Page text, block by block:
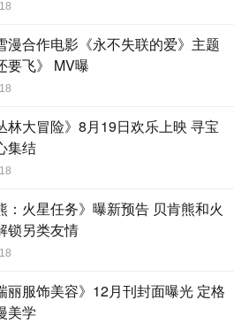
漫合作电影《永不失联的爱》主题
要飞》 MV曝
林大冒险》8月19日欢乐上映 寻宝
集结
：火星任务》曝新预告 贝肯熊和火
锁另类友情
丽服饰美容》12月刊封面曝光 定格
美学